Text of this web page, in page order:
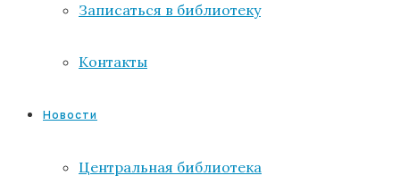
Записаться в библиотеку
Контакты
Новости
Центральная библиотека